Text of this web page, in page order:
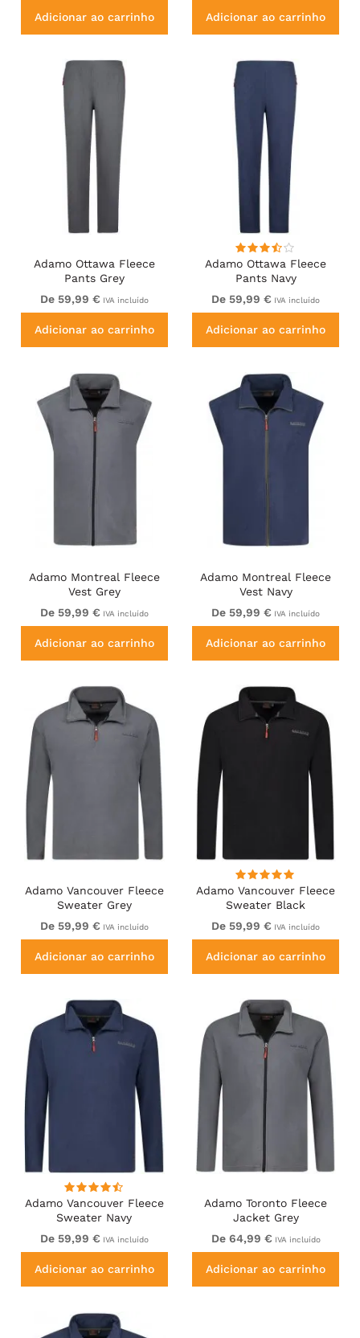
Adicionar ao carrinho Adicionar ao carrinho
Adamo Ottawa Fleece
Pants Grey
De 59,99 € IVA incluído
Adicionar ao carrinho
Adamo Ottawa Fleece
Pants Navy
De 59,99 € IVA incluído
Adicionar ao carrinho
Adamo Montreal Fleece
Vest Grey
De 59,99 € IVA incluído
Adicionar ao carrinho
Adamo Montreal Fleece
Vest Navy
De 59,99 € IVA incluído
Adicionar ao carrinho
Adamo Vancouver Fleece
Sweater Grey
De 59,99 € IVA incluído
Adicionar ao carrinho
Adamo Vancouver Fleece
Sweater Black
De 59,99 € IVA incluído
Adicionar ao carrinho
Adamo Vancouver Fleece
Sweater Navy
De 59,99 € IVA incluído
Adicionar ao carrinho
Adamo Toronto Fleece
Jacket Grey
De 64,99 € IVA incluído
Adicionar ao carrinho